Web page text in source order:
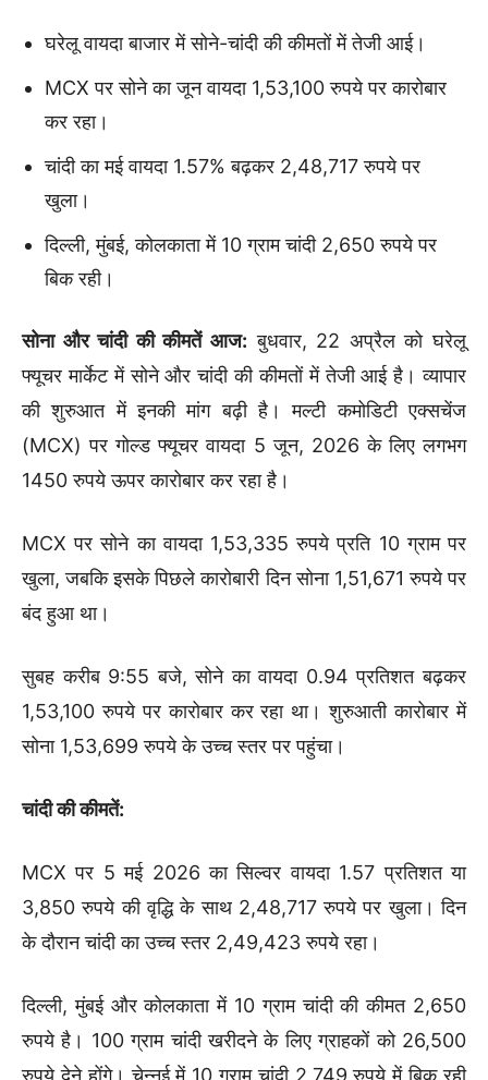
घरेलू वायदा बाजार में सोने-चांदी की कीमतों में तेजी आई।
MCX पर सोने का जून वायदा 1,53,100 रुपये पर कारोबार
कर रहा।
चांदी का मई वायदा 1.57% बढ़कर 2,48,717 रुपये पर
खुला।
दिल्ली, मुंबई, कोलकाता में 10 ग्राम चांदी 2,650 रुपये पर
बिक रही।
सोना और चांदी की कीमतें आज: बुधवार, 22 अप्रैल को घरेलू
फ्यूचर मार्केट में सोने और चांदी की कीमतों में तेजी आई है। व्यापार
की शुरुआत में इनकी मांग बढ़ी है। मल्टी कमोडिटी एक्सचेंज
(MCX) पर गोल्ड फ्यूचर वायदा 5 जून, 2026 के लिए लगभग
1450 रुपये ऊपर कारोबार कर रहा है।
MCX पर सोने का वायदा 1,53,335 रुपये प्रति 10 ग्राम पर
खुला, जबकि इसके पिछले कारोबारी दिन सोना 1,51,671 रुपये पर
बंद हुआ था।
सुबह करीब 9:55 बजे, सोने का वायदा 0.94 प्रतिशत बढ़कर
1,53,100 रुपये पर कारोबार कर रहा था। शुरुआती कारोबार में
सोना 1,53,699 रुपये के उच्च स्तर पर पहुंचा।
चांदी की कीमतें:
MCX पर 5 मई 2026 का सिल्वर वायदा 1.57 प्रतिशत या
3,850 रुपये की वृद्धि के साथ 2,48,717 रुपये पर खुला। दिन
के दौरान चांदी का उच्च स्तर 2,49,423 रुपये रहा।
दिल्ली, मुंबई और कोलकाता में 10 ग्राम चांदी की कीमत 2,650
रुपये है। 100 ग्राम चांदी खरीदने के लिए ग्राहकों को 26,500
रुपये देने होंगे। चेन्नई में 10 ग्राम चांदी 2,749 रुपये में बिक रही